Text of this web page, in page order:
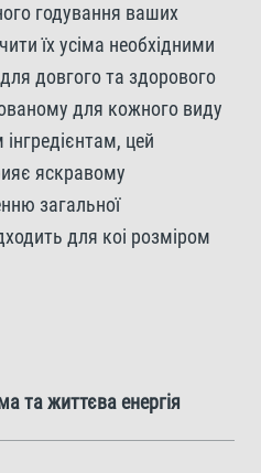
годування ваших
їх усіма необхідними
довгого та здорового
для кожного виду
цей
яскравому
загальної
для коі розміром
та життєва енергія